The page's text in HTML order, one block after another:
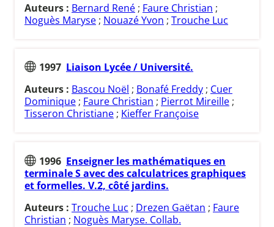
Auteurs : Bernard René ; Faure Christian ;
Noguès Maryse ; Nouazé Yvon ; Trouche Luc
1997 Liaison Lycée / Université.
Auteurs : Bascou Noël ; Bonafé Freddy ; Cuer
Dominique ; Faure Christian ; Pierrot Mireille ;
Tisseron Christiane ; Kieffer Françoise
1996 Enseigner les mathématiques en
terminale S avec des calculatrices graphiques
et formelles. V.2, côté jardins.
Auteurs : Trouche Luc ; Drezen Gaëtan ; Faure
Christian ; Noguès Maryse. Collab.